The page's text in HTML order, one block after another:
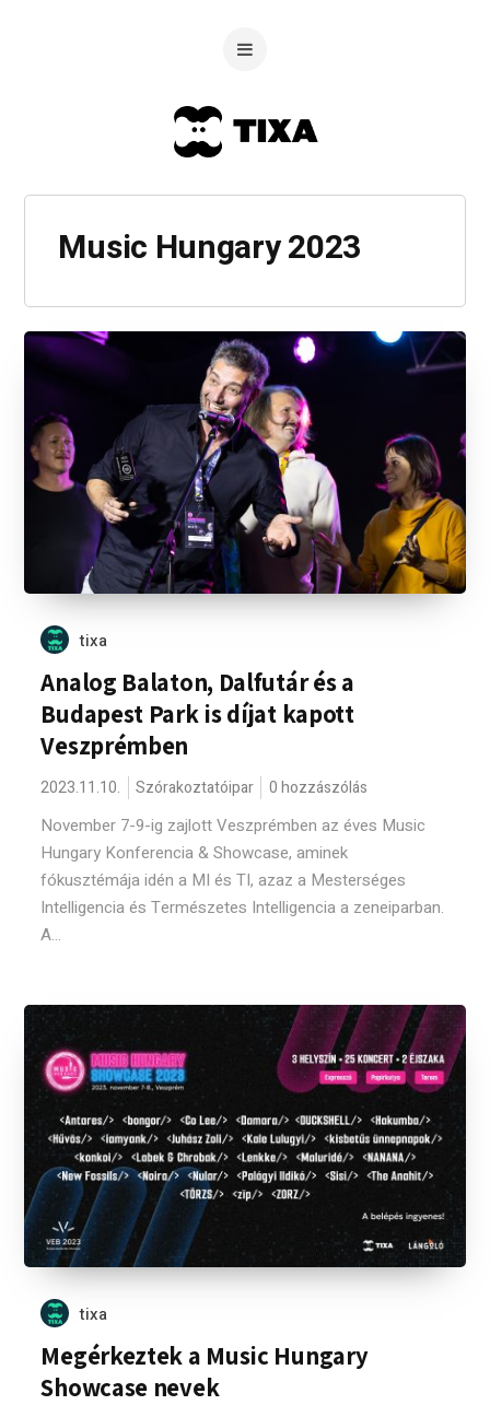
Music Hungary 2023
tixa
Analog Balaton, Dalfutár és a
Budapest Park is díjat kapott
Veszprémben
2023.11.10. Szórakoztatóipar 0 hozzászólás
November 7-9-ig zajlott Veszprémben az éves Music
Hungary Konferencia & Showcase, aminek
fókusztémája idén a MI és TI, azaz a Mesterséges
Intelligencia és Természetes Intelligencia a zeneiparban.
A...
tixa
Megérkeztek a Music Hungary
Showcase nevek